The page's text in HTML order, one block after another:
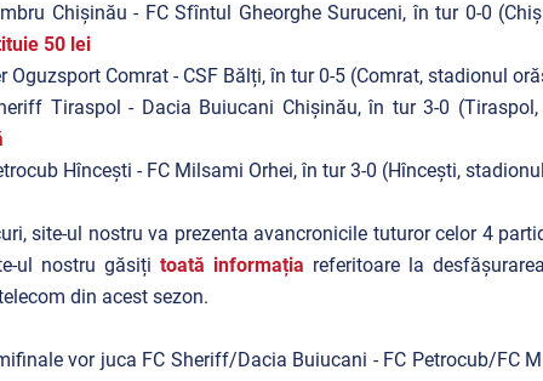
Chișinău - FC Sfîntul Gheorghe Suruceni, în tur 0-0
50 lei
Oguzsport Comrat - CSF Bălți, în tur 0-5 (Comrat, stadionul
Tiraspol - Dacia Buiucani Chișinău, în tur 3-0
Hîncești - FC Milsami Orhei, în tur 3-0 (Hîncești,
site-ul nostru va prezenta avancronicile tuturor celor 4
ul nostru găsițitoată informația referitoare la
din acest sezon.
vor juca FC Sheriff/Dacia Buiucani - FC Petrocub/FC